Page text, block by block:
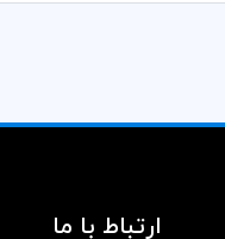
ارتباط با ما